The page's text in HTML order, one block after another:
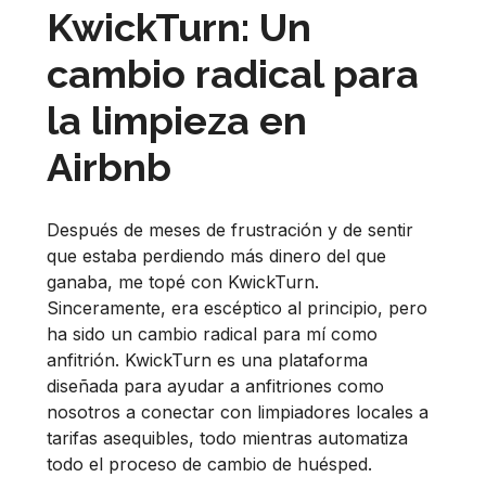
KwickTurn: Un
cambio radical para
la limpieza en
Airbnb
Después de meses de frustración y de sentir
que estaba perdiendo más dinero del que
ganaba, me topé con KwickTurn.
Sinceramente, era escéptico al principio, pero
ha sido un cambio radical para mí como
anfitrión. KwickTurn es una plataforma
diseñada para ayudar a anfitriones como
nosotros a conectar con limpiadores locales a
tarifas asequibles, todo mientras automatiza
todo el proceso de cambio de huésped.